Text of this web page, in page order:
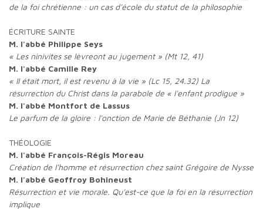
de la foi chrétienne : un cas d'école du statut de la philosophie
ÉCRITURE SAINTE
M. l'abbé Philippe Seys
« Les ninivites se lèvreont au jugement » (Mt 12, 41)
M. l'abbé Camille Rey
« Il était mort, il est revenu à la vie » (Lc 15, 24.32) La
résurrection du Christ dans la parabole de « l'enfant prodigue »
M. l'abbé Montfort de Lassus
Le parfum de la gloire : l'onction de Marie de Béthanie (Jn 12)
THÉOLOGIE
M. l'abbé François-Régis Moreau
Création de l'homme et résurrection chez saint Grégoire de Nysse
M. l'abbé Geoffroy Bohineust
Résurrection et vie morale. Qu'est-ce que la foi en la résurrection
implique